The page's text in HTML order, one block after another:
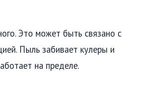
Это может быть связано с
Пыль забивает кулеры и
на пределе.